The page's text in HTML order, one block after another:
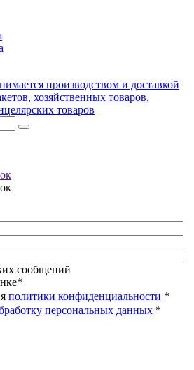
сообщений
*
политики конфиденциальности *
персональных данных *